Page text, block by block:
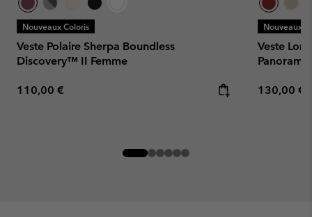
Nouveaux Coloris
Veste Polaire Sherpa Boundless
Discovery™ II Femme
Regular price:
110,00 €
Nouveaux
Veste
Regular
130,00 €